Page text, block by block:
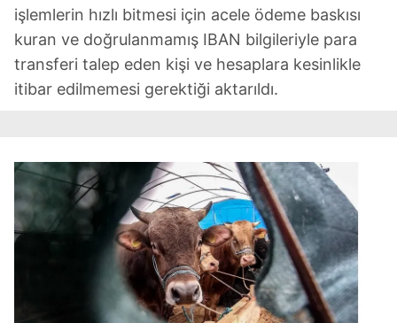
işlemlerin hızlı bitmesi için acele ödeme baskısı
kuran ve doğrulanmamış IBAN bilgileriyle para
transferi talep eden kişi ve hesaplara kesinlikle
itibar edilmemesi gerektiği aktarıldı.